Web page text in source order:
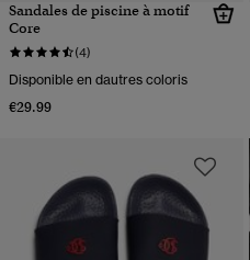
Sandales de piscine à motif
Core
(4)
Disponible en dautres coloris
€29.99